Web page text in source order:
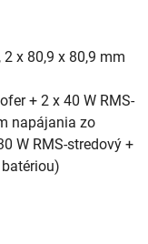
x 80,9 x 80,9 mm
+ 2 x 40 W RMS-
napájania zo
W RMS-stredový +